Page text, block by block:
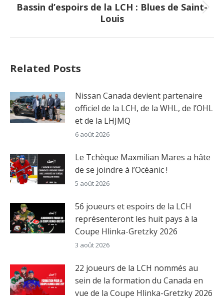
Next
post:
Bassin d’espoirs de la LCH : Blues de Saint-
Louis
Related Posts
Nissan Canada devient partenaire
officiel de la LCH, de la WHL, de l’OHL
et de la LHJMQ
6 août 2026
Le Tchèque Maxmilian Mares a hâte
de se joindre à l’Océanic !
5 août 2026
56 joueurs et espoirs de la LCH
représenteront les huit pays à la
Coupe Hlinka-Gretzky 2026
3 août 2026
22 joueurs de la LCH nommés au
sein de la formation du Canada en
vue de la Coupe Hlinka-Gretzky 2026